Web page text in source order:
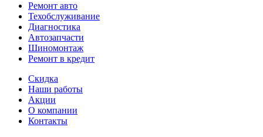
Ремонт авто
Техобслуживание
Диагностика
Автозапчасти
Шиномонтаж
Ремонт в кредит
Скидка
Наши работы
Акции
О компании
Контакты